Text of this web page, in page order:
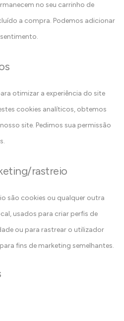
no seu carrinho de
a compra. Podemos adicionar
otimizar a experiência do site
cookies analíticos, obtemos
site. Pedimos sua permissão
rastreio
são cookies ou qualquer outra
usados para criar perfis de
ou para rastrear o utilizador
fins de marketing semelhantes.